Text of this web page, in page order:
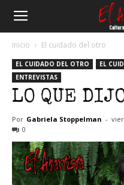
Anartista
Inicio El cuidado del otro
EL CUIDADO DEL OTRO
EL
ENTREVISTAS
LO QUE
Por Gabriela Stoppelman -
0